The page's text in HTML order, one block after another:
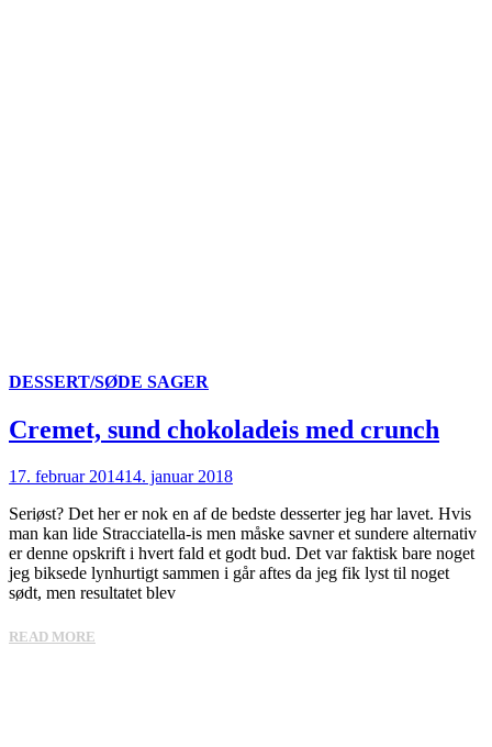
DESSERT/SØDE SAGER
Cremet, sund chokoladeis med crunch
17. februar 201414. januar 2018
Seriøst? Det her er nok en af de bedste desserter jeg har lavet. Hvis
man kan lide Stracciatella-is men måske savner et sundere alternativ
er denne opskrift i hvert fald et godt bud. Det var faktisk bare noget
jeg biksede lynhurtigt sammen i går aftes da jeg fik lyst til noget
sødt, men resultatet blev
READ MORE